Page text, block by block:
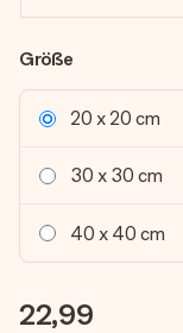
Größe
20 x 20 cm
30 x 30 cm
40 x 40 cm
22,99